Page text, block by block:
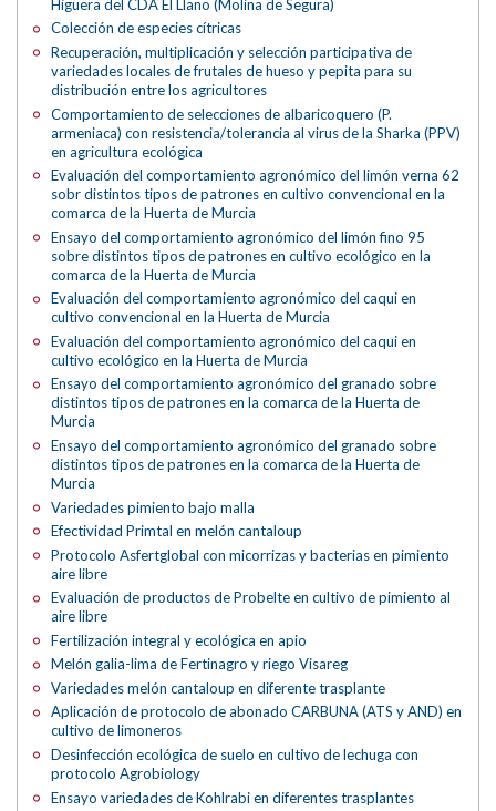
Higuera del CDA El Llano (Molina de Segura)
Colección de especies cítricas
Recuperación, multiplicación y selección participativa de
variedades locales de frutales de hueso y pepita para su
distribución entre los agricultores
Comportamiento de selecciones de albaricoquero (P.
armeniaca) con resistencia/tolerancia al virus de la Sharka (PPV)
en agricultura ecológica
Evaluación del comportamiento agronómico del limón verna 62
sobr distintos tipos de patrones en cultivo convencional en la
comarca de la Huerta de Murcia
Ensayo del comportamiento agronómico del limón fino 95
sobre distintos tipos de patrones en cultivo ecológico en la
comarca de la Huerta de Murcia
Evaluación del comportamiento agronómico del caqui en
cultivo convencional en la Huerta de Murcia
Evaluación del comportamiento agronómico del caqui en
cultivo ecológico en la Huerta de Murcia
Ensayo del comportamiento agronómico del granado sobre
distintos tipos de patrones en la comarca de la Huerta de
Murcia
Ensayo del comportamiento agronómico del granado sobre
distintos tipos de patrones en la comarca de la Huerta de
Murcia
Variedades pimiento bajo malla
Efectividad Primtal en melón cantaloup
Protocolo Asfertglobal con micorrizas y bacterias en pimiento
aire libre
Evaluación de productos de Probelte en cultivo de pimiento al
aire libre
Fertilización integral y ecológica en apio
Melón galia-lima de Fertinagro y riego Visareg
Variedades melón cantaloup en diferente trasplante
Aplicación de protocolo de abonado CARBUNA (ATS y AND) en
cultivo de limoneros
Desinfección ecológica de suelo en cultivo de lechuga con
protocolo Agrobiology
Ensayo variedades de Kohlrabi en diferentes trasplantes